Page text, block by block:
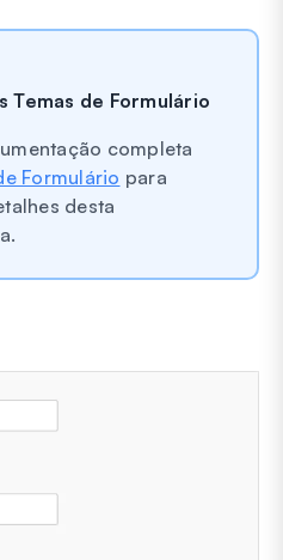
Temas de Formulário
completa
Formulário para
desta